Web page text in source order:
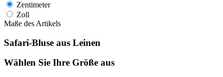
Zentimeter
Zoll
Maße des Artikels
Safari-Bluse aus Leinen
Wählen Sie Ihre Größe aus